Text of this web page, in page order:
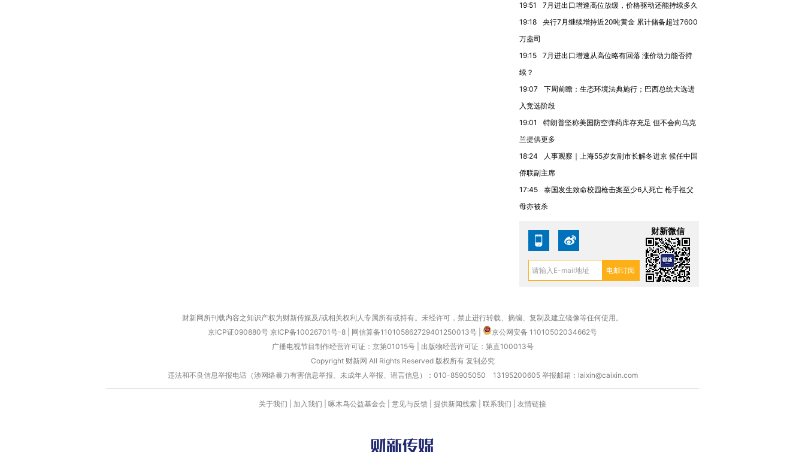
19:51
7月进出口增速高位放缓，价格驱动还能持续多久
19:18
央行7月继续增持近20吨黄金 累计储备超过7600
万盎司
19:15
7月进出口增速从高位略有回落 涨价动力能否持
续？
19:07
下周前瞻：生态环境法典施行；巴西总统大选进
入竞选阶段
19:01
特朗普坚称美国防空弹药库存充足 但不会向乌克
兰提供更多
18:24
人事观察｜上海55岁女副市长解冬进京 候任中国
侨联副主席
17:45
泰国发生致命校园枪击案至少6人死亡 枪手祖父
母亦被杀
财新微信
财新网所刊载内容之知识产权为财新传媒及/或相关权利人专属所有或持有。未经许可，禁止进行转载、摘编、复制及建立镜像等任何使用。
京ICP证090880号 京ICP备10026701号-8 网信算备110105862729401250013号
京公网安备 11010502034662号
广播电视节目制作经营许可证：京第01015号| 出版物经营许可证：第直100013号
Copyright 财新网 All Rights Reserved 版权所有 复制必究
违法和不良信息举报电话（涉网络暴力有害信息举报、未成年人举报、谣言信息）：010-85905050 13195200605 举报邮箱：laixin@caixin.com
关于我们 加入我们 啄木鸟公益基金会 意见与反馈 提供新闻线索 联系我们 友情链接